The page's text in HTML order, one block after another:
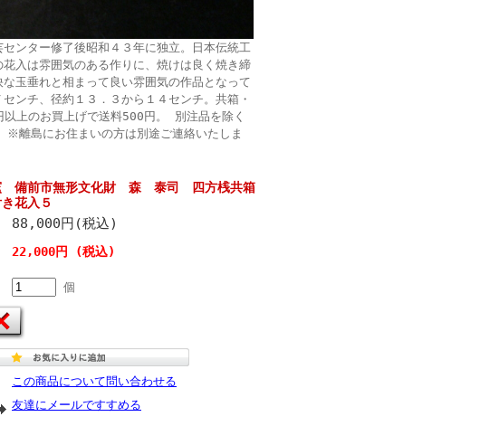
ンター修了後昭和４３年に独立。日本伝統工
入は雰囲気のある作りに、焼けは良く焼き締
玉垂れと相まって良い雰囲気の作品となって
ンチ、径約１３．３から１４センチ。共箱・
上のお買上げで送料500円。 別注品を除く
離島にお住まいの方は別途ご連絡いたしま
備前市無形文化財 森 泰司 四方桟共箱
花入５
88,000円(税込)
22,000円 (税込)
個
この商品について問い合わせる
友達にメールですすめる